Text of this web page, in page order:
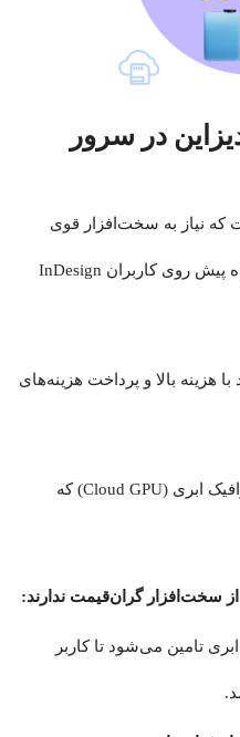
در سرور
که نیاز به سخت‌افزار قوی
برای اجرای روان دارد. بنابراین دو راه پیش روی کاربران InDesign
هزینه بالا و پرداخت هزینه‌های
استفاده از سرورهای گرافیک ابری (Cloud GPU) که
تامین می‌شود تا کاربر